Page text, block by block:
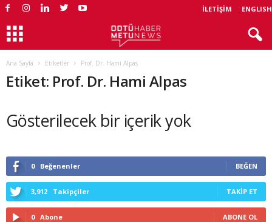
İLETIŞIM ENGLISH
Ana Sayfa Etiketler Prof. Dr. Hami Alpas
Etiket: Prof. Dr. Hami Alpas
Gösterilecek bir içerik yok
0 Beğenenler BEĞEN
3,912 Takipçiler TAKIP ET
0 Abone ABONE OL